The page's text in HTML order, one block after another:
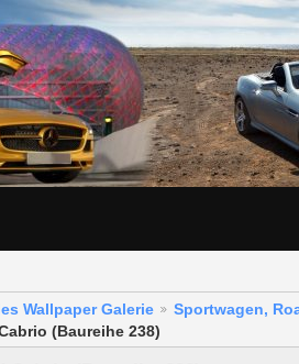
Wallpaper Galerie
Sportwagen,
(Baureihe 238)